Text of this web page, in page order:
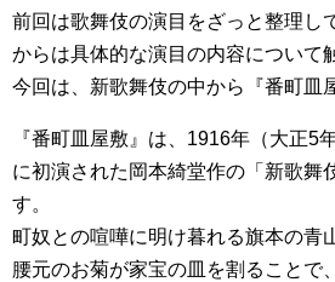
前回は歌舞伎の演目をざっと整理し
からは具体的な演目の内容について
今回は、新歌舞伎の中から『番町皿
『番町皿屋敷』は、1916年（大正5
に初演された岡本綺堂作の「新歌舞
す。
町奴との喧嘩に明け暮れる旗本の青
腰元のお菊が家宝の皿を割ることで